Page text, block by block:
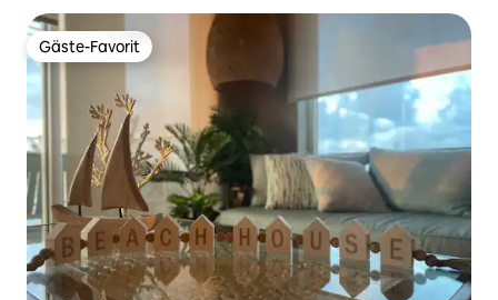
Gäste-Favorit
Gäste-Favorit